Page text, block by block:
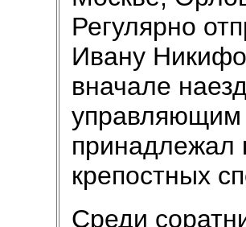
Регулярно
Ивану
вначале
управляющим
принадлежал
крепостных
Среди